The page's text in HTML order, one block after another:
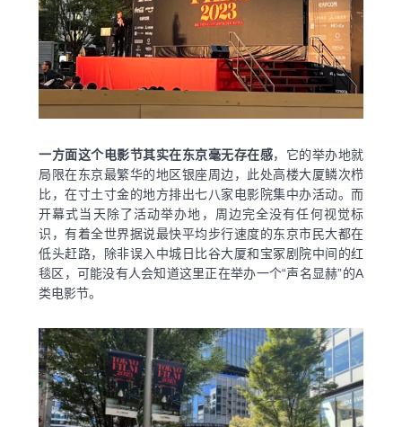
一方面这个电影节其实在东京毫无存在感，它的举办地就
局限在东京最繁华的地区银座周边，此处高楼大厦鳞次栉
比，在寸土寸金的地方排出七八家电影院集中办活动。而
开幕式当天除了活动举办地，周边完全没有任何视觉标
识，有着全世界据说最快平均步行速度的东京市民大都在
低头赶路，除非误入中城日比谷大厦和宝冢剧院中间的红
毯区，可能没有人会知道这里正在举办一个“声名显赫”的A
类电影节。